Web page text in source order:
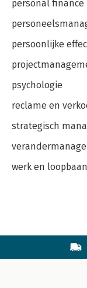
personal finance
persoonlijke
psychologie
reclame en
strategisch
werk en loopbaan